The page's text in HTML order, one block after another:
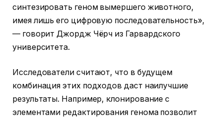
синтезировать геном вымершего животного,
имея лишь его цифровую последовательность»,
— говорит Джордж Чёрч из Гарвардского
университета.
Исследователи считают, что в будущем
комбинация этих подходов даст наилучшие
результаты. Например, клонирование с
элементами редактирования генома позволит